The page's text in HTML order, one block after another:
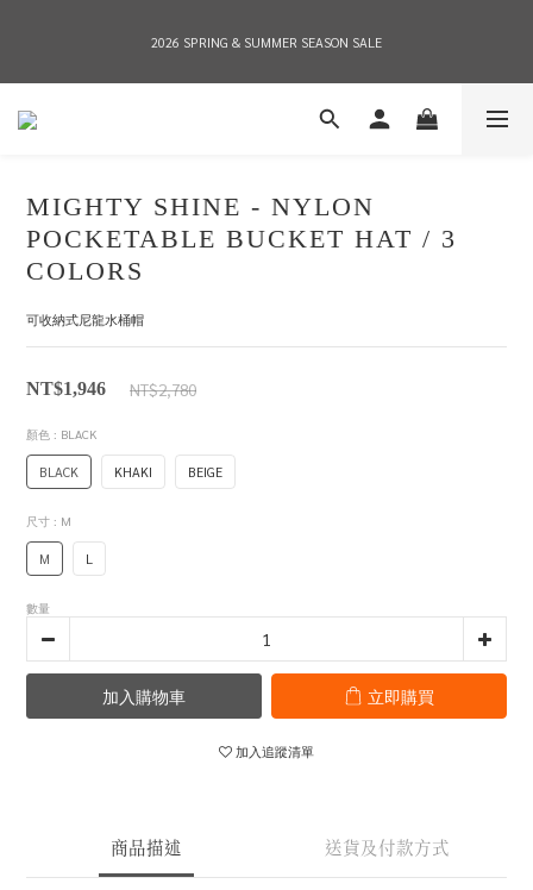
2026 SPRING & SUMMER SEASON SALE
2026 SPRING & SUMMER SEASON SALE
全店消費滿NT$8,000 享有7-11店到店免運費，NT$10,000店到店與宅配到府免運費
2026 SPRING & SUMMER SEASON SALE
MIGHTY SHINE - NYLON
POCKETABLE BUCKET HAT / 3
COLORS
可收納式尼龍水桶帽
NT$1,946 NT$2,780
顏色 : BLACK
BLACK KHAKI BEIGE
尺寸 : M
M L
數量
加入購物車 立即購買
加入追蹤清單
商品描述 送貨及付款方式